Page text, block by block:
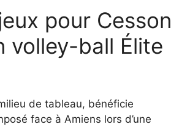
pour Cesson
volley-ball Élite
de tableau, bénéficie
face à Amiens lors d’une